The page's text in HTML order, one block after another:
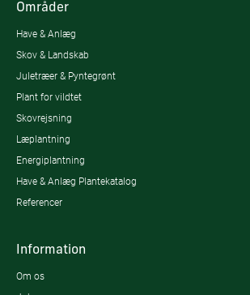
Områder
Have & Anlæg
Skov & Landskab
Juletræer & Pyntegrønt
Plant for vildtet
Skovrejsning
Læplantning
Energiplantning
Have & Anlæg Plantekatalog
Referencer
Information
Om os